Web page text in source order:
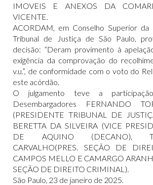
IMOVEIS E ANEXOS DA
VICENTE.
ACORDAM, em Conselho Superior da
Tribunal de Justiça de São Paulo,
decisão: “Deram provimento à
exigência da comprovação do
v.u.”, de conformidade com o voto do
este acórdão.
O julgamento teve a
Desembargadores FERNANDO
(PRESIDENTE TRIBUNAL DE
BERETTA DA SILVEIRA (VICE
DE AQUINO (DECANO),
CARVALHO(PRES. SEÇÃO DE
CAMPOS MELLO E CAMARGO
SEÇÃO DE DIREITO CRIMINAL).
São Paulo, 23 de janeiro de 2025.